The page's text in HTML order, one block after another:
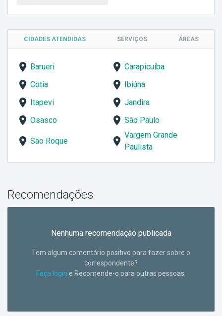
CIDADES ATENDIDAS SERVIÇOS ÁREAS
Barueri
Carapicuíba
Cotia
Ibiúna
Itapevi
Jandira
Osasco
São Paulo
São Roque
Vargem Grande
Paulista
Recomendações
Nenhuma recomendação publicada
Tem algum comentário positivo para fazer sobre o
correspondente?
Faça login e Recomende-o para outras pessoas.